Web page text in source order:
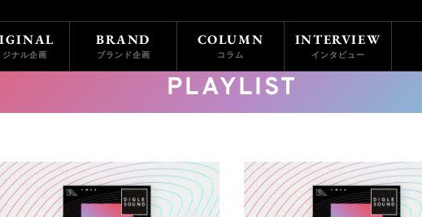
ジナル企画
BRAND
ブランド企画
COLUMN
コラム
INTERVIEW
インタビュー
PLAYLIST